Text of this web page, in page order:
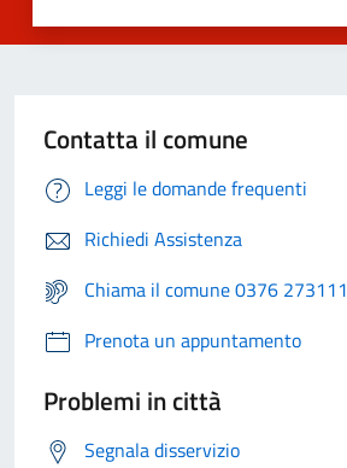
Contatta il comune
Leggi le domande frequenti
Richiedi Assistenza
Chiama il comune 0376 273111
Prenota un appuntamento
Problemi in città
Segnala disservizio